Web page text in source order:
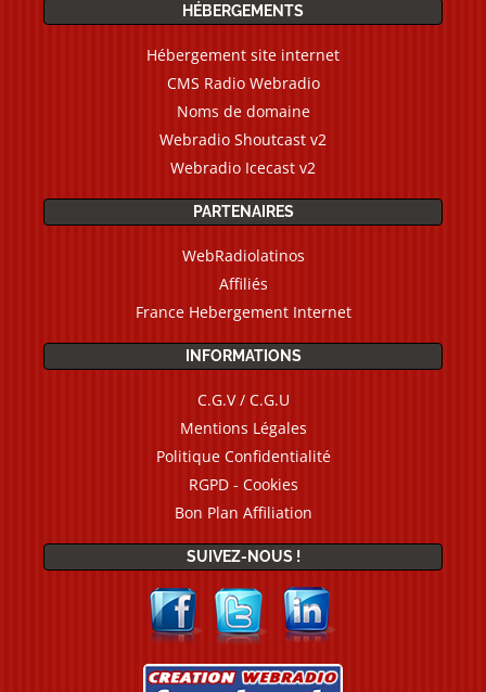
HÉBERGEMENTS
Hébergement site internet
CMS Radio Webradio
Noms de domaine
Webradio Shoutcast v2
Webradio Icecast v2
PARTENAIRES
WebRadiolatinos
Affiliés
France Hebergement Internet
INFORMATIONS
C.G.V / C.G.U
Mentions Légales
Politique Confidentialité
RGPD - Cookies
Bon Plan Affiliation
SUIVEZ-NOUS !